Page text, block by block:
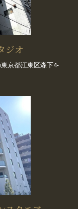
ジオ
京都江東区森下4-